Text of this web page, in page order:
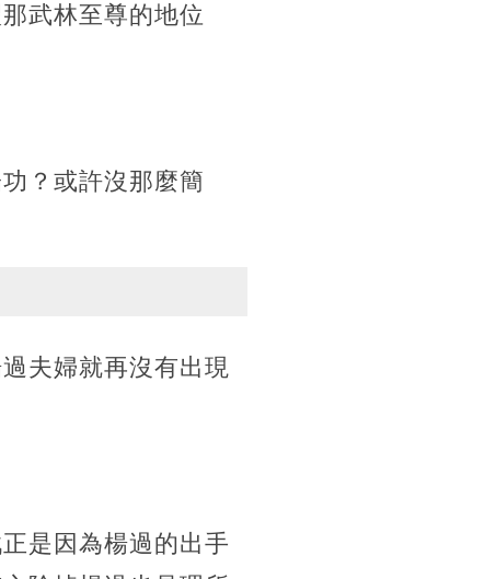
武林至尊的地位
？或許沒那麼簡
夫婦就再沒有出現
是因為楊過的出手